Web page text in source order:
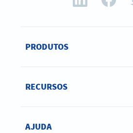
PRODUTOS
RECURSOS
AJUDA